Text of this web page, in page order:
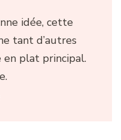
idée, cette
tant d’autres
en plat principal.